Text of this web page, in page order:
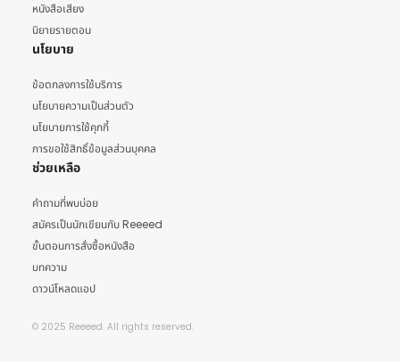
หนังสือเสียง
นิยายรายตอน
นโยบาย
ข้อตกลงการใช้บริการ
นโยบายความเป็นส่วนตัว
นโยบายการใช้คุกกี้
การขอใช้สิทธิ์ข้อมูลส่วนบุคคล
ช่วยเหลือ
คำถามที่พบบ่อย
สมัครเป็นนักเขียนกับ Reeeed
ขั้นตอนการสั่งซื้อหนังสือ
บทความ
ดาวน์โหลดแอป
© 2025 Reeeed. All rights reserved.